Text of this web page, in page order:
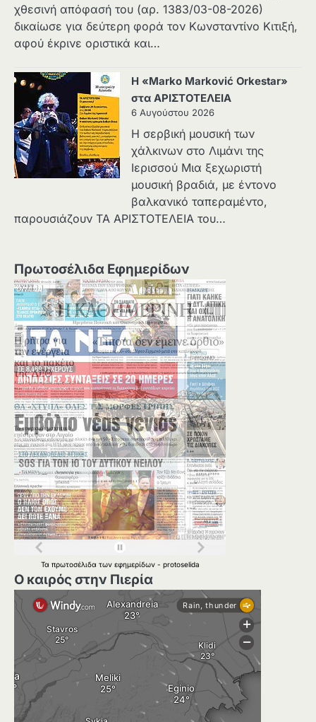
χθεσινή απόφασή του (αρ. 1383/03-08-2026)
δικαίωσε για δεύτερη φορά τον Κωνσταντίνο Κιτιξή,
αφού έκρινε οριστικά και…
Η «Marko Marković Orkestar»
στα ΑΡΙΣΤΟΤΕΛΕΙΑ
6 Αυγούστου 2026
Η σερβική μουσική των
χάλκινων στο Λιμάνι της
Ιερισσού Μια ξεχωριστή
μουσική βραδιά, με έντονο
βαλκανικό ταπεραμέντο,
παρουσιάζουν ΤΑ ΑΡΙΣΤΟΤΕΛΕΙΑ του…
Πρωτοσέλιδα Εφημερίδων
Τα πρωτοσέλιδα των εφημερίδων - protoselida
Ο καιρός στην Πιερία